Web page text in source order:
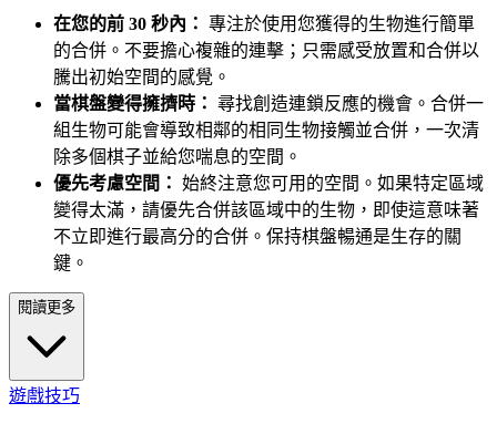
在您的前 30 秒內： 專注於使用您獲得的生物進行簡單
的合併。不要擔心複雜的連擊；只需感受放置和合併以
騰出初始空間的感覺。
當棋盤變得擁擠時： 尋找創造連鎖反應的機會。合併一
組生物可能會導致相鄰的相同生物接觸並合併，一次清
除多個棋子並給您喘息的空間。
優先考慮空間： 始終注意您可用的空間。如果特定區域
變得太滿，請優先合併該區域中的生物，即使這意味著
不立即進行最高分的合併。保持棋盤暢通是生存的關
鍵。
閱讀更多
遊戲技巧